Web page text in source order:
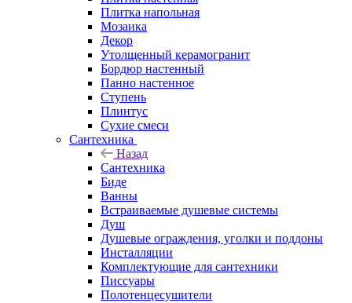
Плитка напольная
Мозаика
Декор
Утолщенный керамогранит
Бордюр настенный
Панно настенное
Ступень
Плинтус
Сухие смеси
Сантехника
Назад
Сантехника
Биде
Ванны
Встраиваемые душевые системы
Душ
Душевые ограждения, уголки и поддоны
Инсталляции
Комплектующие для сантехники
Писсуары
Полотенцесушители